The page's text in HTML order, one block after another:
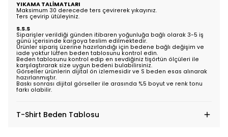
YIKAMA TALİMATLARI
Maksimum 30 derecede ters çevirerek yıkayınız.
Ters çevirip ütüleyiniz.
S.S.S
Siparişler verildiği günden itibaren yoğunluğa bağlı olarak 3-5 iş
günü içerisinde kargoya teslim edilmektedir.
Ürünler sipariş üzerine hazırlandığı için bedene bağlı değişim ve
iade yoktur lütfen beden tablosunu kontrol edin.
Beden tablosunu kontrol edip en sevdiğiniz tişörtün ölçüleri ile
karşılaştırarak size uygun bedeni bulabilirsiniz.
Görseller ürünlerin dijital ön izlemesidir ve S beden esas alınarak
hazırlanmıştır.
Baskı sonrası dijital görseller ile arasında %5 boyut ve renk tonu
farkı olabilir.
T-Shirt Beden Tablosu